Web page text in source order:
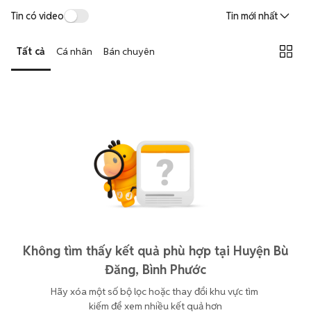
Tin có video Tin mới nhất
Tất cả Cá nhân Bán chuyên
Không tìm thấy kết quả phù hợp tại Huyện Bù
Đăng, Bình Phước
Hãy xóa một số bộ lọc hoặc thay đổi khu vực tìm
kiếm để xem nhiều kết quả hơn